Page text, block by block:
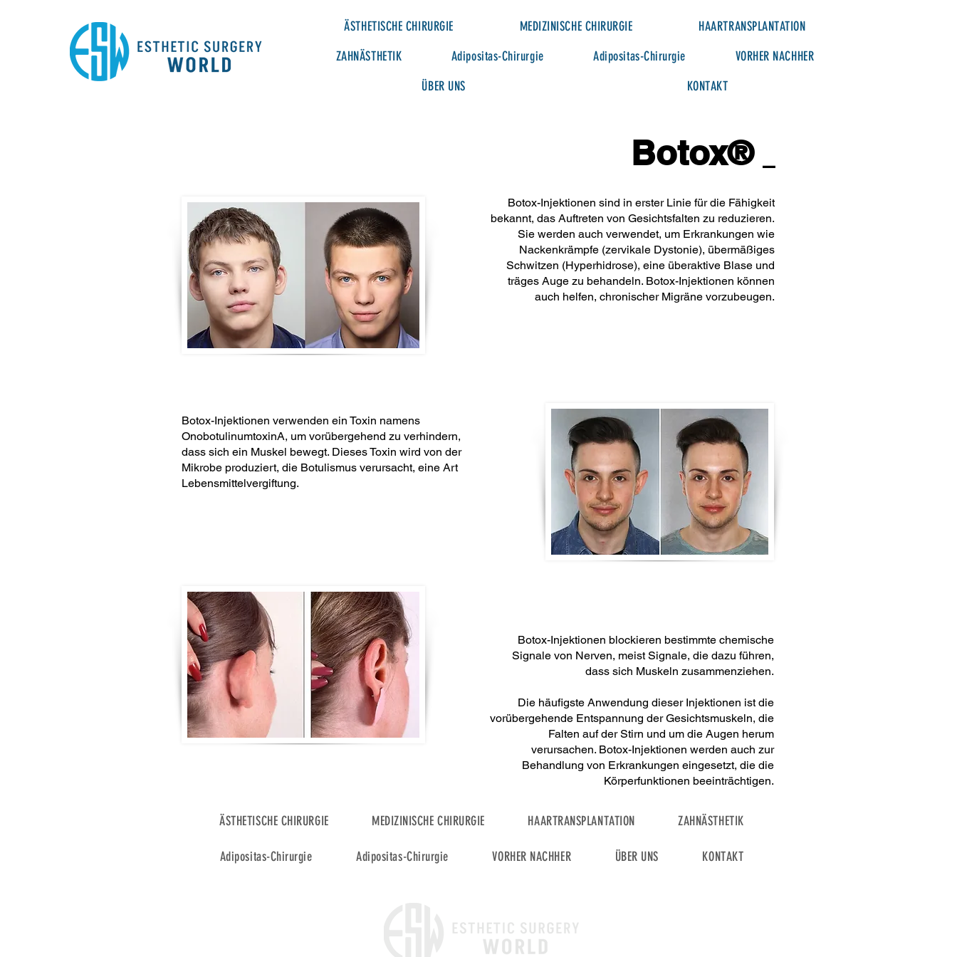
ÄSTHETISCHE CHIRURGIE MEDIZINISCHE CHIRURGIE
HAARTRANSPLANTATION
ZAHNÄSTHETIK
Adipositas-Chirurgie Adipositas-Chirurgie
VORHER NACHHER
ÜBER UNS
KONTAKT
Botox®
Botox-Injektionen sind in erster Linie für die Fähigkeit
bekannt, das Auftreten von Gesichtsfalten zu reduzieren.
Sie werden auch verwendet, um Erkrankungen wie
Nackenkrämpfe (zervikale Dystonie), übermäßiges
Schwitzen (Hyperhidrose), eine überaktive Blase und
träges Auge zu behandeln. Botox-Injektionen können
auch helfen, chronischer Migräne vorzubeugen.
Botox-Injektionen verwenden ein Toxin namens
OnobotulinumtoxinA, um vorübergehend zu verhindern,
dass sich ein Muskel bewegt. Dieses Toxin wird von der
Mikrobe produziert, die Botulismus verursacht, eine Art
Lebensmittelvergiftung.
Botox-Injektionen blockieren bestimmte chemische
Signale von Nerven, meist Signale, die dazu führen,
dass sich Muskeln zusammenziehen.
Die häufigste Anwendung dieser Injektionen ist die
vorübergehende Entspannung der Gesichtsmuskeln, die
Falten auf der Stirn und um die Augen herum
verursachen. Botox-Injektionen werden auch zur
Behandlung von Erkrankungen eingesetzt, die die
Körperfunktionen beeinträchtigen.
ÄSTHETISCHE CHIRURGIE MEDIZINISCHE CHIRURGIE HAARTRANSPLANTATION ZAHNÄSTHETIK
Adipositas-Chirurgie Adipositas-Chirurgie VORHER NACHHER ÜBER UNS KONTAKT